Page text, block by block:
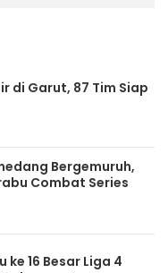
di Garut, 87 Tim Siap
Bergemuruh,
Combat Series
16 Besar Liga 4